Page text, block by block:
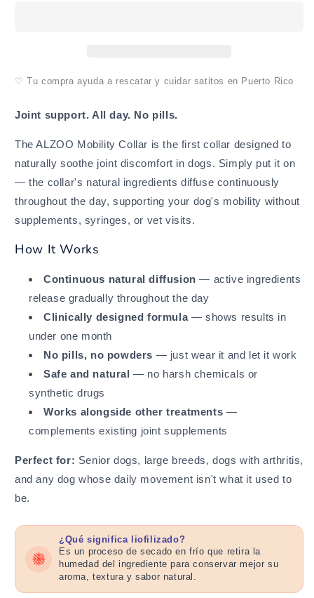
Joint
Joint
♡ Tu compra ayuda a rescatar y cuidar satitos en Puerto Rico
Joint support. All day. No pills.
The ALZOO Mobility Collar is the first collar designed to
naturally soothe joint discomfort in dogs. Simply put it on
— the collar's natural ingredients diffuse continuously
throughout the day, supporting your dog's mobility without
supplements, syringes, or vet visits.
How It Works
Continuous natural diffusion — active ingredients
release gradually throughout the day
Clinically designed formula— shows results in
under one month
No pills, no powders — just wear it and let it work
Safe and natural — no harsh chemicals or
synthetic drugs
Works alongside other treatments —
complements existing joint supplements
Perfect for: Senior dogs, large breeds, dogs with arthritis,
and any dog whose daily movement isn't what it used to
be.
¿Qué significa liofilizado?
Es un proceso de secado en frío que retira la
humedad del ingrediente para conservar mejor su
aroma, textura y sabor natural.